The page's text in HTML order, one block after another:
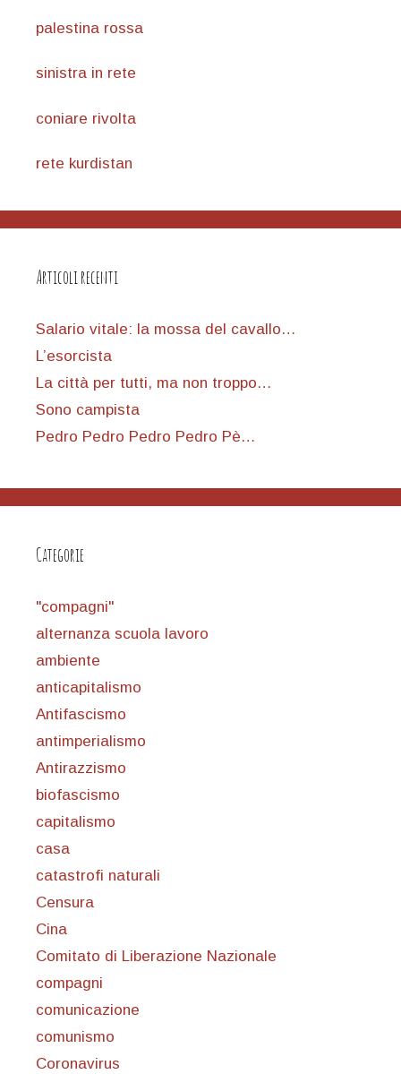
palestina rossa
sinistra in rete
coniare rivolta
rete kurdistan
Articoli recenti
Salario vitale: la mossa del cavallo…
L’esorcista
La città per tutti, ma non troppo…
Sono campista
Pedro Pedro Pedro Pedro Pè…
Categorie
"compagni"
alternanza scuola lavoro
ambiente
anticapitalismo
Antifascismo
antimperialismo
Antirazzismo
biofascismo
capitalismo
casa
catastrofi naturali
Censura
Cina
Comitato di Liberazione Nazionale
compagni
comunicazione
comunismo
Coronavirus